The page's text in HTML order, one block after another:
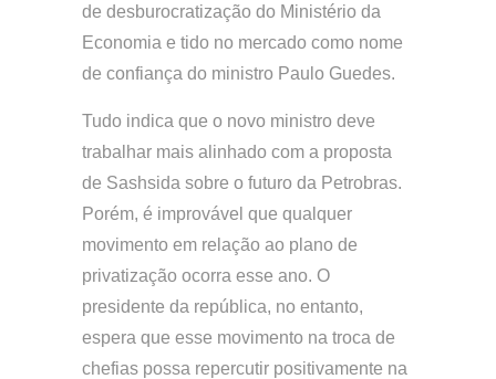
de desburocratização do Ministério da
Economia e tido no mercado como nome
de confiança do ministro Paulo Guedes.
Tudo indica que o novo ministro deve
trabalhar mais alinhado com a proposta
de Sashsida sobre o futuro da Petrobras.
Porém, é improvável que qualquer
movimento em relação ao plano de
privatização ocorra esse ano. O
presidente da república, no entanto,
espera que esse movimento na troca de
chefias possa repercutir positivamente na